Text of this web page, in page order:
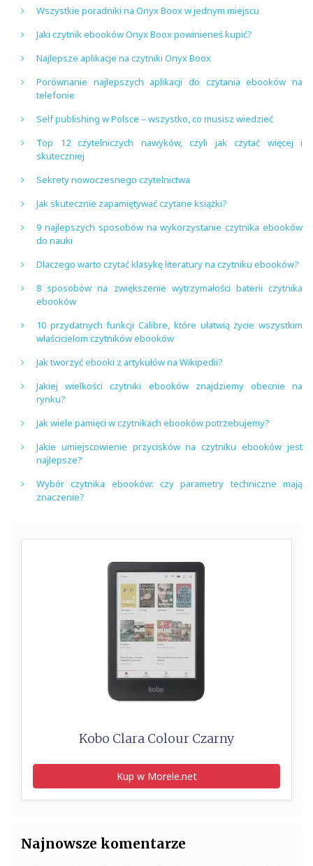
Wszystkie poradniki na Onyx Boox w jednym miejscu
Jaki czytnik ebooków Onyx Boox powinieneś kupić?
Najlepsze aplikacje na czytniki Onyx Boox
Porównanie najlepszych aplikacji do czytania ebooków na
telefonie
Self publishing w Polsce – wszystko, co musisz wiedzieć
Top 12 czytelniczych nawyków, czyli jak czytać więcej i
skuteczniej
Sekrety nowoczesnego czytelnictwa
Jak skutecznie zapamiętywać czytane książki?
9 najlepszych sposobów na wykorzystanie czytnika ebooków
do nauki
Dlaczego warto czytać klasykę literatury na czytniku ebooków?
8 sposobów na zwiększenie wytrzymałości baterii czytnika
ebooków
10 przydatnych funkcji Calibre, które ułatwią życie wszystkim
właścicielom czytników ebooków
Jak tworzyć ebooki z artykułów na Wikipedii?
Jakiej wielkości czytniki ebooków znajdziemy obecnie na
rynku?
Jak wiele pamięci w czytnikach ebooków potrzebujemy?
Jakie umiejscowienie przycisków na czytniku ebooków jest
najlepsze?
Wybór czytnika ebooków: czy parametry techniczne mają
znaczenie?
Kobo Clara Colour Czarny
Kup w Morele.net
Najnowsze komentarze